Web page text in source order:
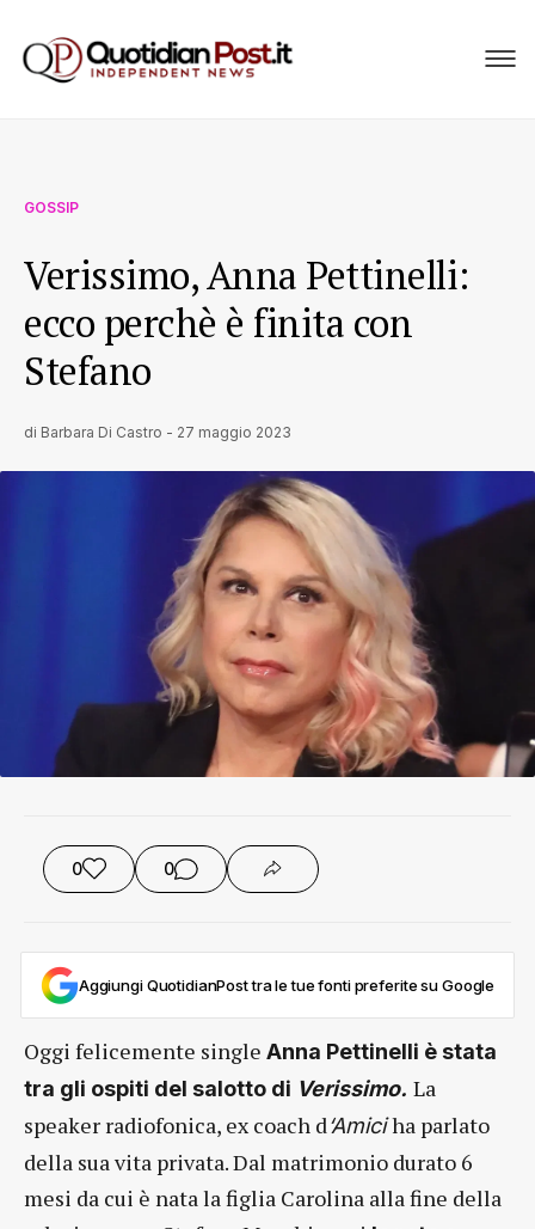
GOSSIP
Verissimo, Anna Pettinelli:
ecco perchè è finita con
Stefano
di Barbara Di Castro - 27 maggio 2023
0 0
Aggiungi QuotidianPost tra le tue fonti preferite su Google
Oggi felicemente single Anna Pettinelli è stata
tra gli ospiti del salotto di Verissimo. La
speaker radiofonica, ex coach d‘Amiciha parlato
della sua vita privata. Dal matrimonio durato 6
mesi da cui è nata la figlia Carolina alla fine della